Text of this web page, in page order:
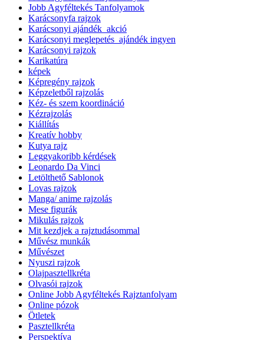
Jobb Agyféltekés Tanfolyamok
Karácsonyfa rajzok
Karácsonyi ajándék_akció
Karácsonyi meglepetés_ajándék ingyen
Karácsonyi rajzok
Karikatúra
képek
Képregény rajzok
Képzeletből rajzolás
Kéz- és szem koordináció
Kézrajzolás
Kiállítás
Kreatív hobby
Kutya rajz
Leggyakoribb kérdések
Leonardo Da Vinci
Letölthető Sablonok
Lovas rajzok
Manga/ anime rajzolás
Mese figurák
Mikulás rajzok
Mit kezdjek a rajztudásommal
Művész munkák
Művészet
Nyuszi rajzok
Olajpasztellkréta
Olvasói rajzok
Online Jobb Agyféltekés Rajztanfolyam
Online pózok
Ötletek
Pasztellkréta
Perspektíva